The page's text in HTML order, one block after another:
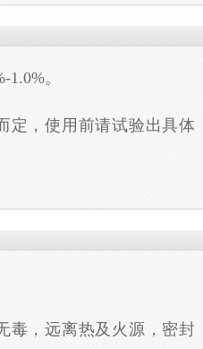
。
定，使用前请试验出具体
毒，远离热及火源，密封